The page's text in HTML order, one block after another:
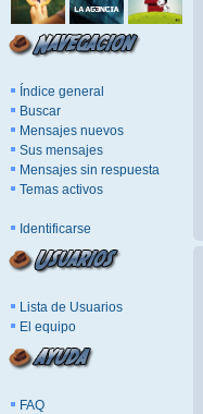
Índice general
Buscar
Mensajes nuevos
Sus mensajes
Mensajes sin respuesta
Temas activos
Identificarse
Lista de Usuarios
El equipo
FAQ